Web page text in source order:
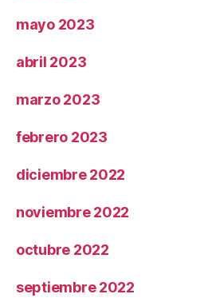
mayo 2023
abril 2023
marzo 2023
febrero 2023
diciembre 2022
noviembre 2022
octubre 2022
septiembre 2022